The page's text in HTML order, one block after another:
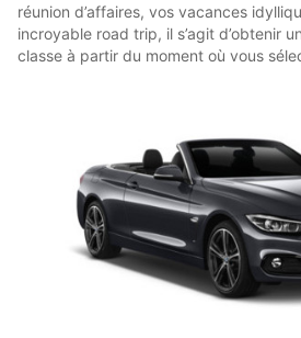
réunion d’affaires, vos vacances
incroyable road trip, il s’agit d’obtenir
classe à partir du moment où vous